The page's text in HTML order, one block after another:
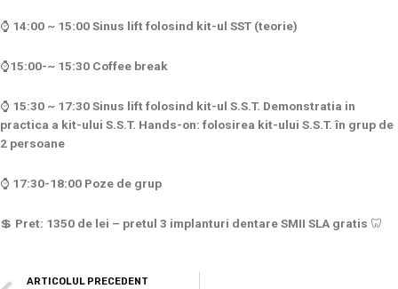
⌚ 14:00 ~ 15:00 Sinus lift folosind kit-ul SST (teorie)
⌚15:00-~ 15:30 Coffee break
⌚ 15:30 ~ 17:30 Sinus lift folosind kit-ul S.S.T. Demonstratia in
practica a kit-ului S.S.T. Hands-on: folosirea kit-ului S.S.T. în grup de
2 persoane
⌚ 17:30-18:00 Poze de grup
💲 Pret: 1350 de lei – pretul 3 implanturi dentare SMII SLA gratis 🦷
ARTICOLUL PRECEDENT